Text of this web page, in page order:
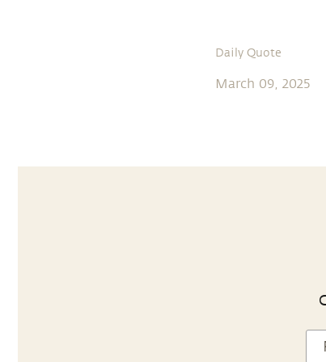
Daily Quote
March 09, 2025